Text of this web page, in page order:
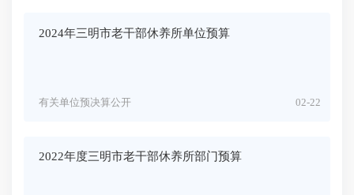
2024年三明市老干部休养所单位预算
02-22
有关单位预决算公开
2022年度三明市老干部休养所部门预算